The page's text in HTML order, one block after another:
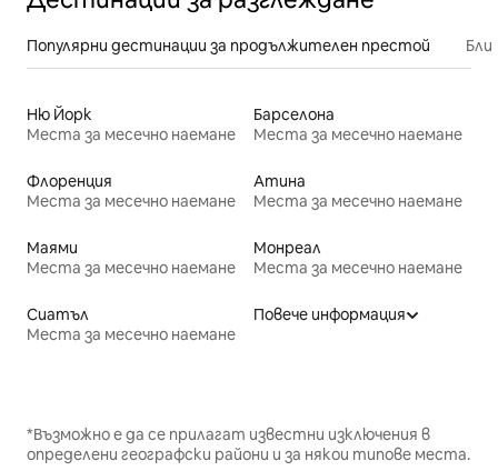
Популярни дестинации за продължителен престой
Ню Йорк
Места за месечно наемане
Барселона
Места за месечно наемане
Флоренция
Места за месечно наемане
Атина
Места за месечно наемане
Маями
Места за месечно наемане
Монреал
Места за месечно наемане
Сиатъл
Места за месечно наемане
Повече информация
*Възможно е да се прилагат известни изключения в
определени географски райони и за някои типове места.